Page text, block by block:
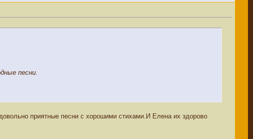
песни.
приятные песни с хорошими стихами.И Елена их здорово